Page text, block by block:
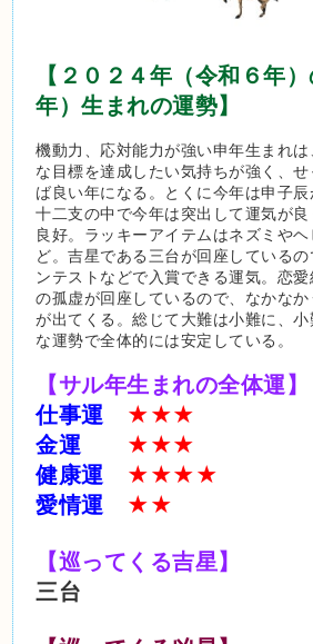
【２０２４年（令和６年
年）生まれの運勢】
機動力、応対能力が強い申年生まれ
な目標を達成したい気持ちが強く、
ば良い年になる。とくに今年は申子
十二支の中で今年は突出して運気が
良好。ラッキーアイテムはネズミや
ど。吉星である三台が回座している
ンテストなどで入賞できる運気。恋
の孤虚が回座しているので、なかな
が出てくる。総じて大難は小難に、
な運勢で全体的には安定している。
【サル年生まれの全体運】
仕事運 ★★★
金運 ★★★
健康運 ★★★★
愛情運 ★★
【巡ってくる吉星】
三台